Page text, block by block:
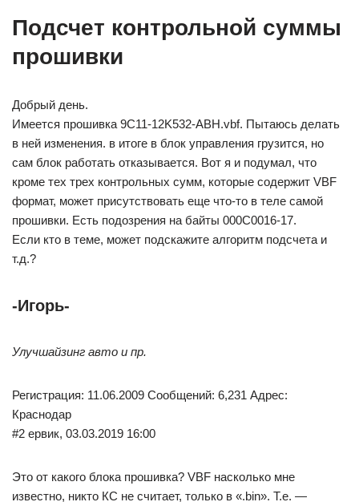
Подсчет контрольной суммы
прошивки
Добрый день.
Имеется прошивка 9C11-12K532-ABH.vbf. Пытаюсь делать
в ней изменения. в итоге в блок управления грузится, но
сам блок работать отказывается. Вот я и подумал, что
кроме тех трех контрольных сумм, которые содержит VBF
формат, может присутствовать еще что-то в теле самой
прошивки. Есть подозрения на байты 000C0016-17.
Если кто в теме, может подскажите алгоритм подсчета и
т.д.?
-Игорь-
Улучшайзинг авто и пр.
Регистрация: 11.06.2009 Сообщений: 6,231 Адрес:
Краснодар
#2 ервик, 03.03.2019 16:00
Это от какого блока прошивка? VBF насколько мне
известно, никто КС не считает, только в «.bin». Т.е. —